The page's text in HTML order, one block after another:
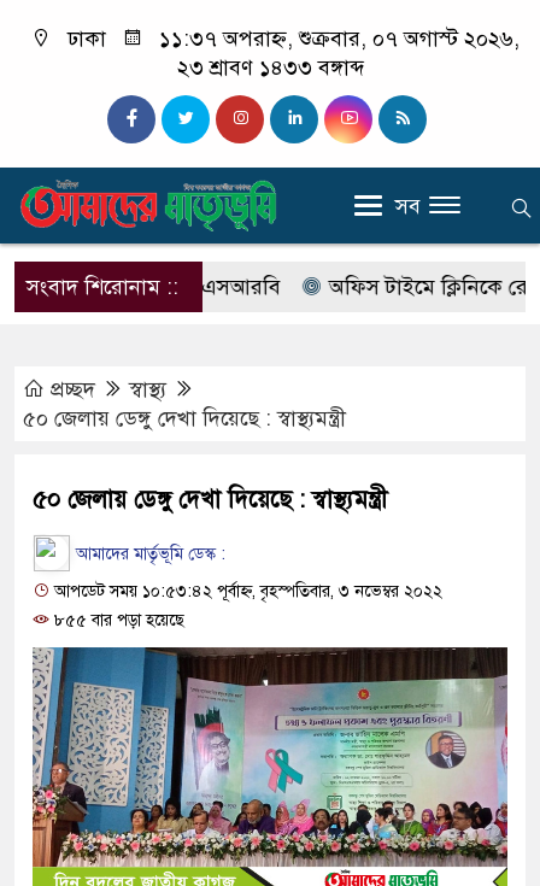
ঢাকা
১১:৩৭ অপরাহ্ন, শুক্রবার, ০৭ অগাস্ট ২০২৬,
২৩ শ্রাবণ ১৪৩৩ বঙ্গাব্দ
সব
সংবাদ শিরোনাম ::
বদলে আসছে এসআরবি অফিস টাইমে ক্লিনিকে রোগী
প্রচ্ছদ
স্বাস্থ্য
৫০ জেলায় ডেঙ্গু দেখা দিয়েছে : স্বাস্থ্যমন্ত্রী
৫০ জেলায় ডেঙ্গু দেখা দিয়েছে : স্বাস্থ্যমন্ত্রী
আমাদের মার্তৃভূমি ডেস্ক :
আপডেট সময় ১০:৫৩:৪২ পূর্বাহ্ন, বৃহস্পতিবার, ৩ নভেম্বর ২০২২
৮৫৫ বার পড়া হয়েছে